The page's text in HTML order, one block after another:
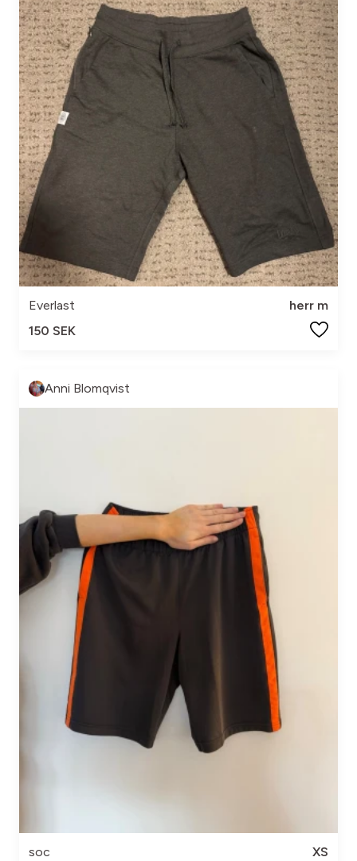
Everlast
herr m
150 SEK
Anni Blomqvist
soc
XS